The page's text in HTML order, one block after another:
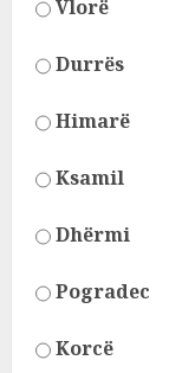
Vlorë
Durrës
Himarë
Ksamil
Dhërmi
Pogradec
Korcë